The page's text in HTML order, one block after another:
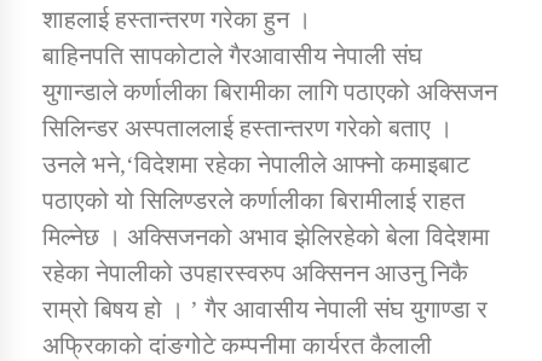
तातोपानी गाउँपालिकाको न्यायिक समिति सम्बन्धी सन्देश
तातोपानी गाउँपालिका जुम्लाको महिला तथा लैङ्गिक हिंसा
सम्बन्धी सूचना सन्देश
तातोपानी गाउँपालिका जुम्लाको महिनावारी सम्बन्धिकाे
सन्देश
तातोपानी गाउँपालिका जुम्लाको बालविवाह सन्देश
तातोपानी गाउँपालिका जुम्लाको सूचना
शाहलाई हस्तान्तरण गरेका हुन ।
बाहिनपति सापकोटाले गैरआवासीय नेपाली संघ
युगान्डाले कर्णालीका बिरामीका लागि पठाएको अक्सिजन
सिलिन्डर अस्पताललाई हस्तान्तरण गरेको बताए ।
उनले भने,‘विदेशमा रहेका नेपालीले आफ्नो कमाइबाट
पठाएको यो सिलिण्डरले कर्णालीका बिरामीलाई राहत
मिल्नेछ । अक्सिजनको अभाव झेलिरहेको बेला विदेशमा
रहेका नेपालीको उपहारस्वरुप अक्सिनन आउनु निकै
राम्रो बिषय हो । ’ गैर आवासीय नेपाली संघ युगाण्डा र
अफ्रिकाको दांङगोटे कम्पनीमा कार्यरत कैलाली